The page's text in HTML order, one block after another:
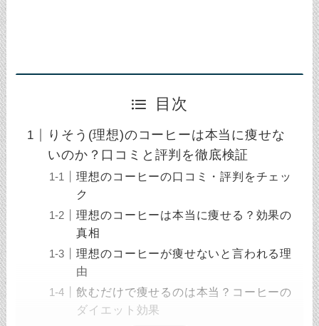
目次
りそう(理想)のコーヒーは本当に痩せな
いのか？口コミと評判を徹底検証
理想のコーヒーの口コミ・評判をチェッ
ク
理想のコーヒーは本当に痩せる？効果の
真相
理想のコーヒーが痩せないと言われる理
由
飲むだけで痩せるのは本当？コーヒーの
ダイエット効果